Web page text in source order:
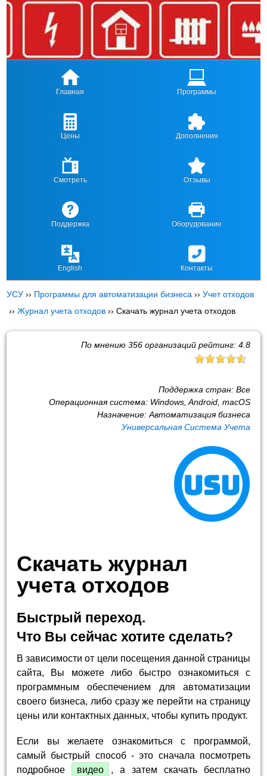
Главная Программы
Цены Дополнения
Смотреть Отзывы
Поддержка Оборудование
English Контакты
УСУ ›› Программы для автоматизации бизнеса ››Учет отходов
››Журнал учета отходов ››Скачать журнал учета отходов
По мнению 356организаций рейтинг: 4.8
Поддержка стран: Все
Операционная система: Windows, Android, macOS
Назначение: Автоматизация бизнеса
Универсальная Система Учета
Скачать журнал
учета отходов
Быстрый переход.
Что Вы сейчас хотите сделать?
В зависимости от цели посещения данной страницы
сайта, Вы можете либо быстро ознакомиться с
программным обеспечением для автоматизации
своего бизнеса, либо сразу же перейти на страницу
цены или контактных данных, чтобы купить продукт.
Если вы желаете ознакомиться с программой,
самый быстрый способ - это сначала посмотреть
подробное
видео
, а затем скачать бесплатно